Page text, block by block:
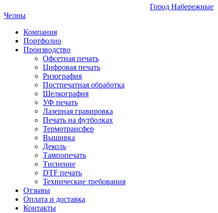
Город Набережные
Челны
Компания
Портфолио
Производство
Офсетная печать
Цифровая печать
Ризография
Постпечатная обработка
Шелкография
УФ печать
Лазерная гравировка
Печать на футболках
Термотрансфер
Вышивка
Деколь
Тампопечать
Тиснение
DTF печать
Технические требования
Отзывы
Оплата и доставка
Контакты